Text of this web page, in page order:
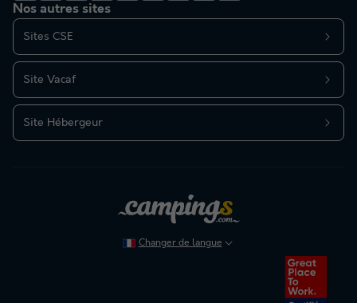
Nos autres sites
Sites CSE
Site Vacaf
Site Hébergeur
Changer de langue